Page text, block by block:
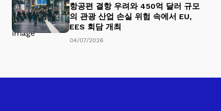
항공편 결항 우려와 450억 달러 규모
의 관광 산업 손실 위험 속에서 EU,
EES 회담 개최
04/07/2026